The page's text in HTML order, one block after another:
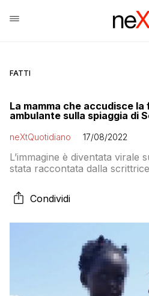
FATTI
La mamma che accudisce
ambulante sulla spiaggia di
neXtQuotidiano 17/08/2022
L’immagine è diventata virale
stata raccontata dalla
Condividi